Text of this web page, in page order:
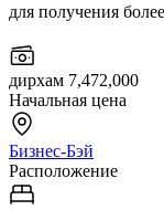
для получения
дирхам 7,472,000
Начальная цена
Бизнес-Бэй
Расположение